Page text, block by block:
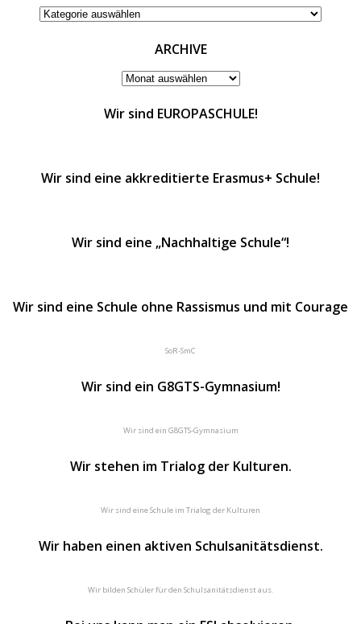
KATEGORIEN
ARCHIVE
ARCHIVE
Wir sind EUROPASCHULE!
Wir sind eine akkreditierte Erasmus+ Schule!
Wir sind eine „Nachhaltige Schule“!
Wir sind eine Schule ohne Rassismus und mit Courage
SoR-SmC
Wir sind ein G8GTS-Gymnasium!
Wir sind ein G8GTS-Gymnasium
Wir stehen im Trialog der Kulturen.
Wir sind eine Schule im Trialog der Kulturen
Wir haben einen aktiven Schulsanitätsdienst.
Wir bilden Schüler für den Schulsanitätsdienst aus.